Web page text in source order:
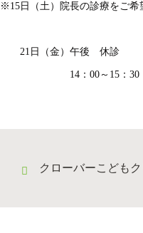
※15日（土）院長の診療をご希
21日（金）午後 休診
14：00～15：30 ママ向
クローバーこども